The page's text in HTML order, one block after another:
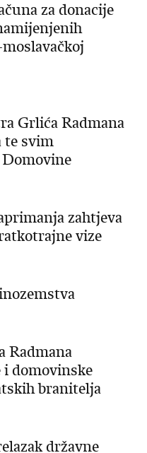
za donacije
Grlića Radmana
te svim
zahtjeva
vize
Radmana
i domovinske
branitelja
državne